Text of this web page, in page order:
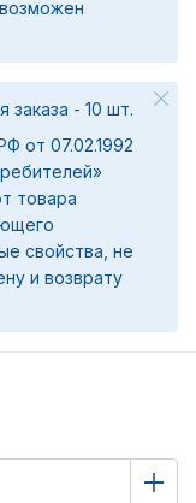
заказа - 10 шт.
от 07.02.1992
товара
свойства, не
и возврату